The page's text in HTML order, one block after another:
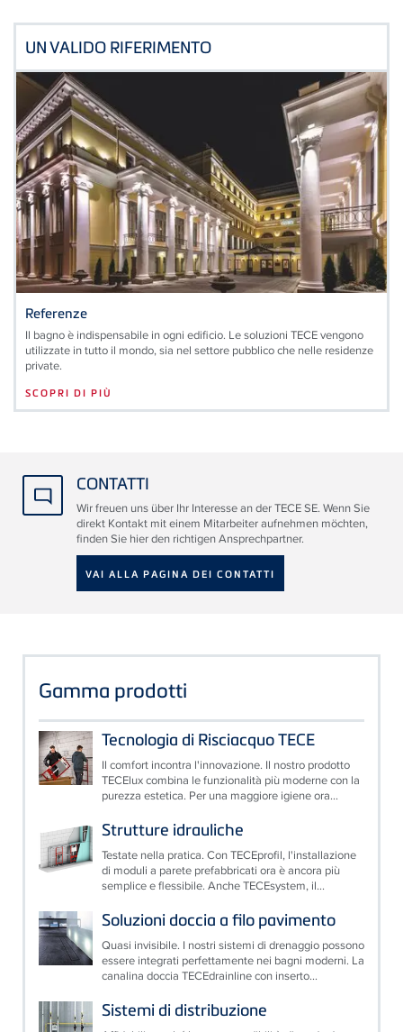
UN VALIDO RIFERIMENTO
Referenze
Il bagno è indispensabile in ogni edificio. Le soluzioni TECE vengono
utilizzate in tutto il mondo, sia nel settore pubblico che nelle residenze
private.
SCOPRI DI PIÙ
CONTATTI
Wir freuen uns über Ihr Interesse an der TECE SE. Wenn Sie
direkt Kontakt mit einem Mitarbeiter aufnehmen möchten,
finden Sie hier den richtigen Ansprechpartner.
VAI ALLA PAGINA DEI CONTATTI
Gamma prodotti
Tecnologia di Risciacquo TECE
Il comfort incontra l'innovazione. Il nostro prodotto
TECElux combina le funzionalità più moderne con la
purezza estetica. Per una maggiore igiene ora...
Strutture idrauliche
Testate nella pratica. Con TECEprofil, l'installazione
di moduli a parete prefabbricati ora è ancora più
semplice e flessibile. Anche TECEsystem, il...
Soluzioni doccia a filo pavimento
Quasi invisibile. I nostri sistemi di drenaggio possono
essere integrati perfettamente nei bagni moderni. La
canalina doccia TECEdrainline con inserto...
Sistemi di distribuzione